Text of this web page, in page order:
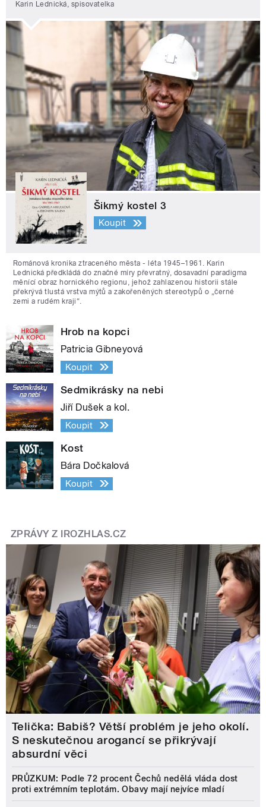
Karin Lednická, spisovatelka
Šikmý kostel 3
Koupit
Románová kronika ztraceného města - léta 1945–1961. Karin
Lednická předkládá do značné míry převratný, dosavadní paradigma
měnící obraz hornického regionu, jehož zahlazenou historii stále
překrývá tlustá vrstva mýtů a zakořeněných stereotypů o „černé
zemi a rudém kraji“.
Hrob na kopci
Patricia Gibneyová
Koupit
Sedmikrásky na nebi
Jiří Dušek a kol.
Koupit
Kost
Bára Dočkalová
Koupit
ZPRÁVY Z IROZHLAS.CZ
Telička: Babiš? Větší problém je jeho okolí.
S neskutečnou arogancí se přikrývají
absurdní věci
PRŮZKUM: Podle 72 procent Čechů nedělá vláda dost
proti extrémním teplotám. Obavy mají nejvíce mladí